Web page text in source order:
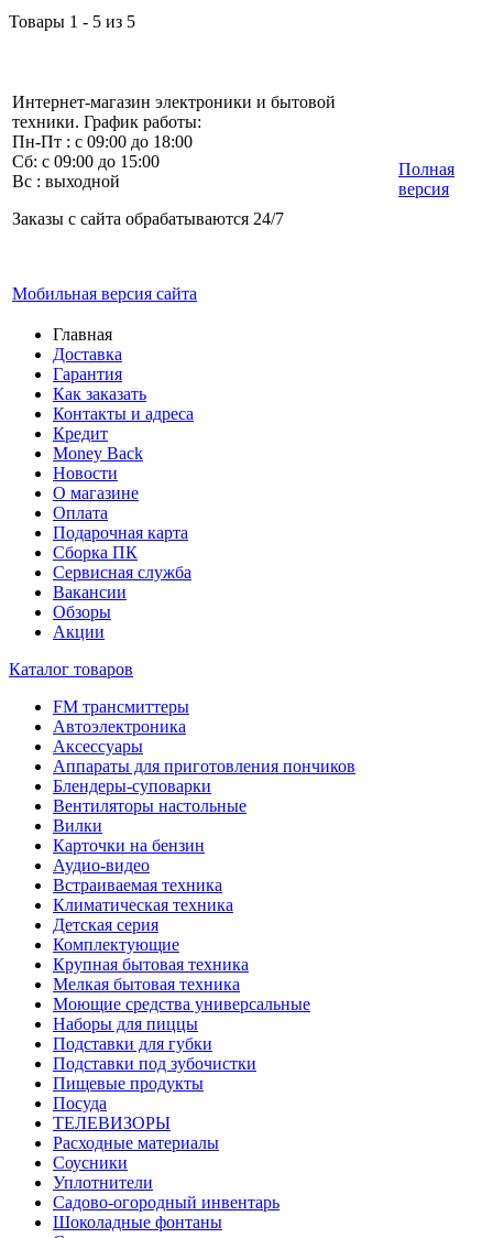
Товары 1 - 5 из 5
Интернет-магазин электроники и бытовой
техники. График работы:
Пн-Пт : с 09:00 до 18:00
Сб: с 09:00 до 15:00
Вс : выходной
Заказы с сайта обрабатываются 24/7
Мобильная версия сайта
Полная
версия
Главная
Доставка
Гарантия
Как заказать
Контакты и адреса
Кредит
Money Back
Новости
О магазине
Оплата
Подарочная карта
Сборка ПК
Сервисная служба
Вакансии
Обзоры
Акции
Каталог товаров
FM трансмиттеры
Автоэлектроника
Аксессуары
Аппараты для приготовления пончиков
Блендеры-суповарки
Вентиляторы настольные
Вилки
Карточки на бензин
Аудио-видео
Встраиваемая техника
Климатическая техника
Детская серия
Комплектующие
Крупная бытовая техника
Мелкая бытовая техника
Моющие средства универсальные
Наборы для пиццы
Подставки для губки
Подставки под зубочистки
Пищевые продукты
Посуда
ТЕЛЕВИЗОРЫ
Расходные материалы
Соусники
Уплотнители
Садово-огородный инвентарь
Шоколадные фонтаны